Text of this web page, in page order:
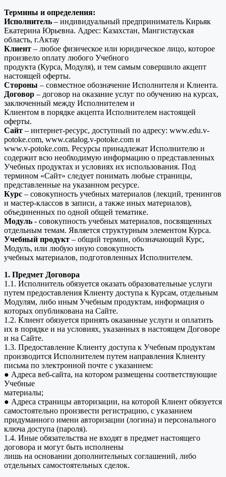
Термины и определения:
Исполнитель – индивидуальный предприниматель Кирьяк
Екатерина Юрьевна. Адрес: Казахстан, Мангистауская
область, г.Актау
Клиент – любое физическое или юридическое лицо, которое
произвело оплату любого Учебного
продукта (Курса, Модуля), и тем самым совершило акцепт
настоящей оферты.
Стороны – совместное обозначение Исполнителя и Клиента.
Договор – договор на оказание услуг по обучению на курсах,
заключенный между Исполнителем и
Клиентом в порядке акцепта Исполнителем настоящей
оферты.
Сайт – интернет-ресурс, доступный по адресу: www.edu.v-
potoke.com, www.catalog.v-potoke.com и
www.v-potoke.com. Ресурсы принадлежат Исполнителю и
содержит всю необходимую информацию о представленных
Учебных продуктах и условиях их использования. Под
термином «Сайт» следует понимать любые страницы,
представленные на указанном ресурсе.
Курс – совокупность учебных материалов (лекций, тренингов
и мастер-классов в записи, а также иных материалов),
объединенных по одной общей тематике.
Модуль - совокупность учебных материалов, посвященных
отдельным темам. Является структурным элементом Курса.
Учебный продукт – общий термин, обозначающий Курс,
Модуль, или любую иную совокупность
учебных материалов, подготовленных Исполнителем.
1. Предмет Договора
1.1. Исполнитель обязуется оказать образовательные услуги
путем предоставления Клиенту доступа к Курсам, отдельным
Модулям, либо иным Учебным продуктам, информация о
которых опубликована на Сайте.
1.2. Клиент обязуется принять оказанные услуги и оплатить
их в порядке и на условиях, указанных в настоящем Договоре
и на Сайте.
1.3. Предоставление Клиенту доступа к Учебным продуктам
производится Исполнителем путем направления Клиенту
письма по электронной почте с указанием:
● Адреса веб-сайта, на котором размещены соответствующие
Учебные
материалы;
● Адреса страницы авторизации, на которой Клиент обязуется
самостоятельно произвести регистрацию, с указанием
придуманного имени авторизации (логина) и персонального
ключа доступа (пароля).
1.4. Иные обязательства не входят в предмет настоящего
договора и могут быть исполнены
лишь на основании дополнительных соглашений, либо
отдельных самостоятельных сделок.